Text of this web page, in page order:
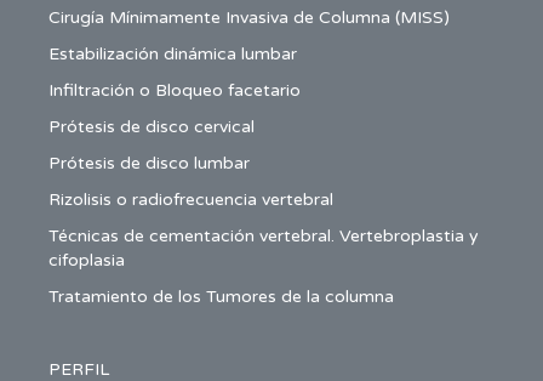
Cirugía Mínimamente Invasiva de Columna (MISS)
Estabilización dinámica lumbar
Infiltración o Bloqueo facetario
Prótesis de disco cervical
Prótesis de disco lumbar
Rizolisis o radiofrecuencia vertebral
Técnicas de cementación vertebral. Vertebroplastia y
cifoplasia
Tratamiento de los Tumores de la columna
PERFIL